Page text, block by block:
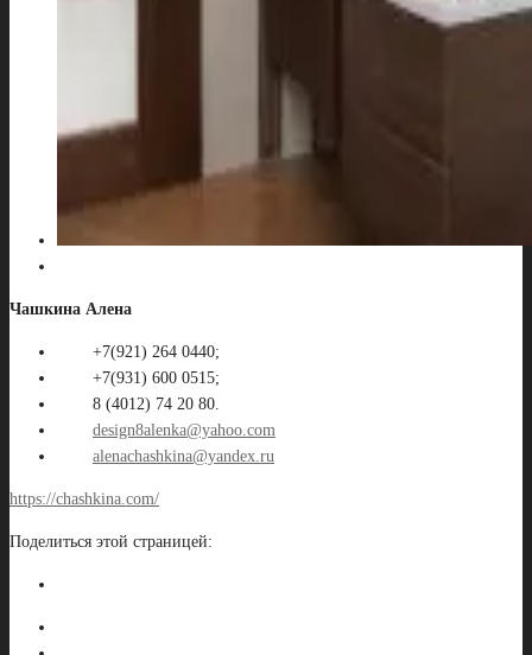
Чашкина Алена
+7(921) 264 0440;
+7(931) 600 0515;
8 (4012) 74 20 80.
design8alenka@yahoo.com
alenachashkina@yandex.ru
https://chashkina.com/
Поделиться этой страницей: